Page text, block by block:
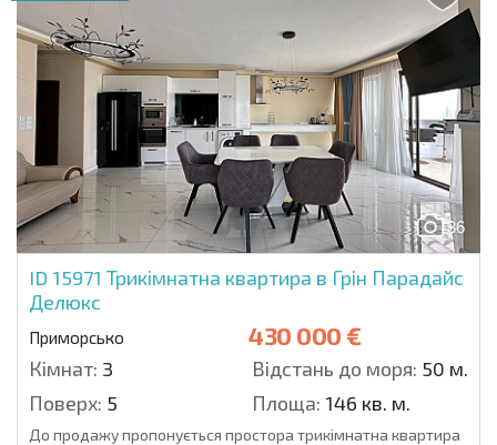
36
ID 15971 Трикімнатна квартира в Грін Парадайс
Делюкс
Приморсько 430 000 €
Кімнат: 3 Відстань до моря: 50 м.
Поверх: 5 Площа: 146 кв. м.
До продажу пропонується простора трикімнатна квартира